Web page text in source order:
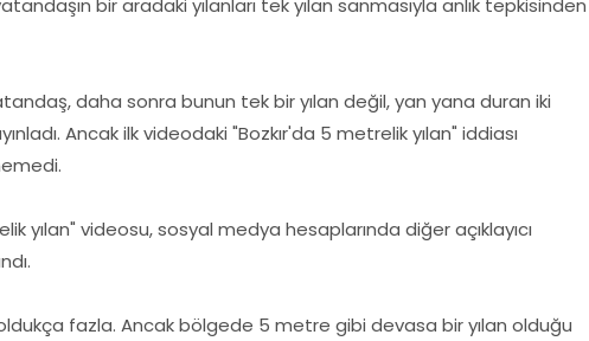
bir aradaki yılanları tek yılan sanmasıyla anlık tepkisinden
daha sonra bunun tek bir yılan değil, yan yana duran iki
Ancak ilk videodaki "Bozkır'da 5 metrelik yılan" iddiası
yılan" videosu, sosyal medya hesaplarında diğer açıklayıcı
fazla. Ancak bölgede 5 metre gibi devasa bir yılan olduğu